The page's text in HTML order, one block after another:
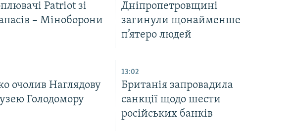
Patriot зі
– Міноборони
Дніпропетровщині
загинули щонайменше
п’ятеро людей
очолив Наглядову
Голодомору
13:02
Британія запровадила
санкції щодо шести
російських банків